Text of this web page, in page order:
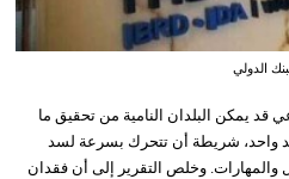
الدولي
قد يمكن البلدان النامية من تحقيق ما
واحد، شريطة أن تتحرك بسرعة لسد
والمهارات. وخلص التقرير إلى أن فقدان